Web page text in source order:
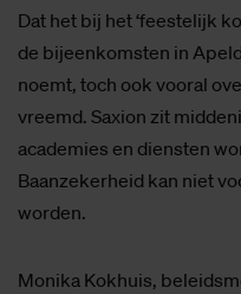
Dat het bij het ‘feestelijk
de bijeenkomsten in
noemt, toch ook vooral
vreemd. Saxion zit
academies en diensten
Baanzekerheid kan niet
worden.
Monika Kokhuis,